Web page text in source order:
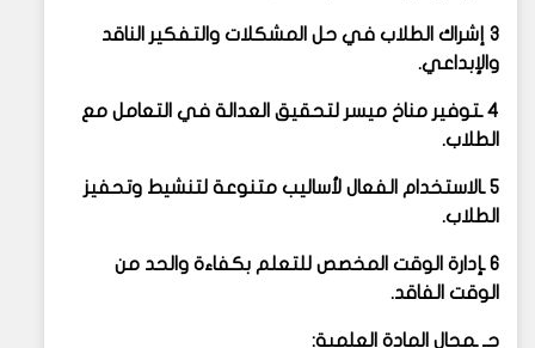
3 إشراك الطلاب في حل المشكلات والتفكير الناقد
والإبداعي.
4 ـتوفير مناخ ميسر لتحقيق العدالة في التعامل مع
الطلاب.
5 ـالاستخدام الفعال لأساليب متنوعة لتنشيط وتحفيز
الطلاب.
6 ـإدارة الوقت المخصص للتعلم بكفاءة والحد من
الوقت الفاقد.
جـ ـمجال المادة العلمية: